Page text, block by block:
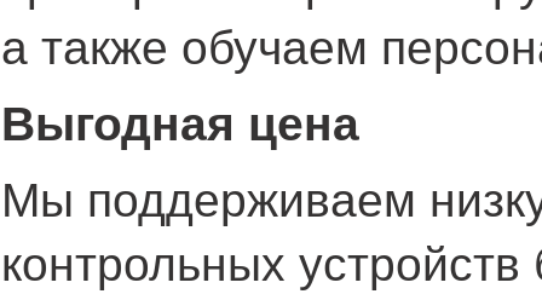
а также обучаем
Выгодная цена
Мы поддерживаем
контрольных устройств